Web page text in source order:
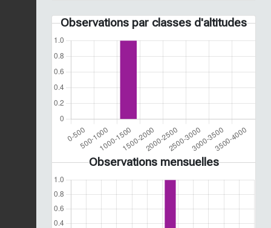
Observations par classes d'altitudes
Observations mensuelles